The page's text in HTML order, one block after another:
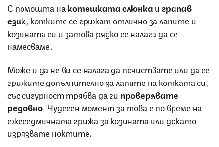
С помощта на котешката слюнка играпав
език , котките се грижат отлично за лапите и
козината си и затова рядко се налага да се
намесваме.
Може и да не ви се налага да почиствате или да се
грижите допълнително за лапите на котката си,
със сигурност трябва да ги проверявате
редовно. Чудесен момент за това е по време на
ежеседмичната грижа за козината или докато
изрязвате ноктите.